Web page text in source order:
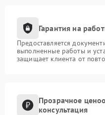
Гарантия на
Предоставляется
выполненные работы и
защищает клиента от
Прозрачное
консультация